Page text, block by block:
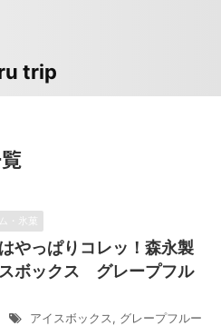
trip
・氷菓
やっぱりコレッ！森永製
ボックス グレープフル
アイスボックス, グレープフルー